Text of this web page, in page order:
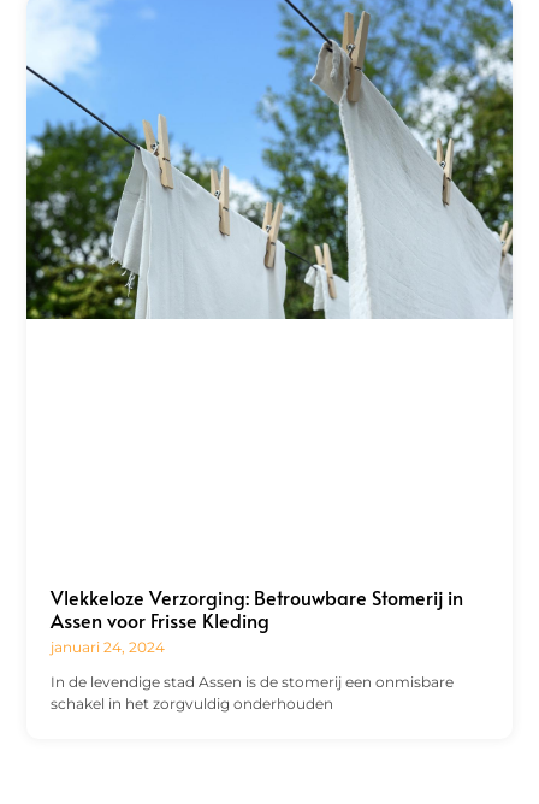
Vlekkeloze Verzorging: Betrouwbare Stomerij in
Assen voor Frisse Kleding
januari 24, 2024
In de levendige stad Assen is de stomerij een onmisbare
schakel in het zorgvuldig onderhouden